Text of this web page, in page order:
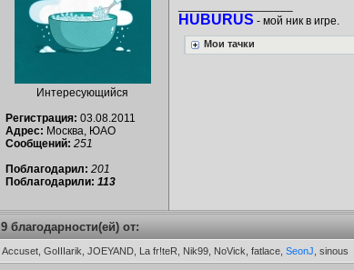
Интересующийся
Регистрация: 03.08.2011
Адрес: Москва, ЮАО
Сообщений: 251
Поблагодарил: 201
Поблагодарили: 113
HUBURUS - мой ник в игре.
Мои тачки
9 благодарности(ей) от:
Accuset, GoIIIarik, JOEYAND, La fr!teR, Nik99, NoVick, fatlace, SeonJ , sinous